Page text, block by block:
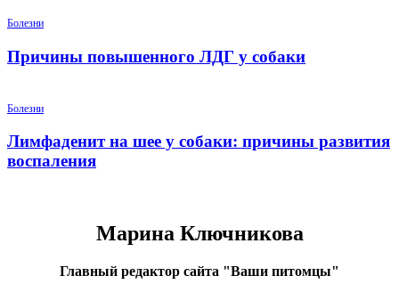
Болезни
Причины повышенного ЛДГ у собаки
Болезни
Лимфаденит на шее у собаки: причины развития
воспаления
Марина Ключникова
Главный редактор сайта "Ваши питомцы"